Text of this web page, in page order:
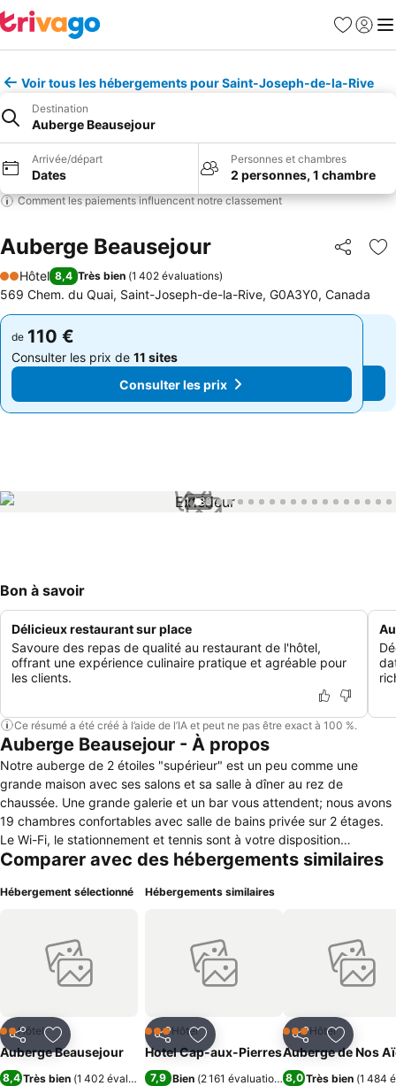
Favoris
Se
Voir tous les hébergements pour Saint-Joseph-de-la-Rive
Destination
Auberge Beausejour
Arrivée/départ
Dates
Personnes et chambres
2 personnes, 1 chambre
Comment les paiements influencent notre classement
Auberge Beausejour Partager
2 Étoiles
Hôtel 8,4 Très bien (1 402 évaluations)
569 Chem. du Quai, Saint-Joseph-de-la-Rive, G0A3Y0, Canada
de 110 €
Consulter les prix de 11 sites
Consulter les prix
de 110 €
Consulter les prix de 11 sites
Consulter les prix
1 / 83
Bon à savoir
Délicieux restaurant sur place
Savoure des repas de qualité au restaurant de l'hôtel,
offrant une expérience culinaire pratique et agréable pour
les clients.
Ce résumé a été créé à l’aide de l’IA et peut ne pas être exact à 100 %.
Auberge Beausejour - À propos
Notre auberge de 2 étoiles "supérieur" est un peu comme une
grande maison avec ses salons et sa salle à dîner au rez de
chaussée. Une grande galerie et un bar vous attendent; nous avons
19 chambres confortables avec salle de bains privée sur 2 étages.
Le Wi-Fi, le stationnement et tennis sont à votre disposition
gratuitement. Nous servons les déjeuners tous les jours et le souper
coeur de Charlevoix! Situé tout près de l'Isle aux Coudres, nous
excursions...Nous vous attendons!
Comparer avec des hébergements similaires
Hébergement sélectionné
PartagerAjouter à mes favoris
2 Étoiles
Hôtel
Auberge Beausejour
8,4 Très bien (1 402 évaluations)
Hébergements similaires
PartagerAjouter à mes favoris
3 ÉtoilesHôtel
Hotel Cap-aux-Pierres
7,9 Bien (2 161 évaluations)
PartagerAjouter
3 ÉtoilesHôtel
Auberge de Nos
8,0 Très bien (1 484